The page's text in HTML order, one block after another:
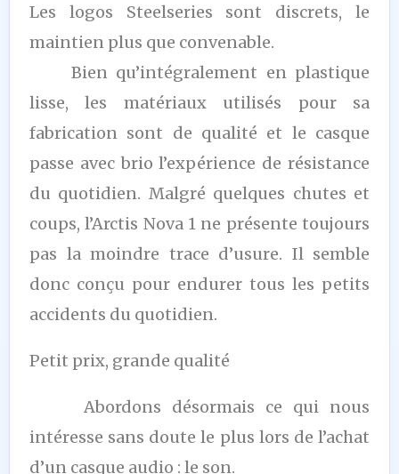
Les logos Steelseries sont discrets, le
maintien plus que convenable.
Bien qu’intégralement en plastique
lisse, les matériaux utilisés pour sa
fabrication sont de qualité et le casque
passe avec brio l’expérience de résistance
du quotidien. Malgré quelques chutes et
coups, l’Arctis Nova 1 ne présente toujours
pas la moindre trace d’usure. Il semble
donc conçu pour endurer tous les petits
accidents du quotidien.
Petit prix, grande qualité
Abordons désormais ce qui nous
intéresse sans doute le plus lors de l’achat
d’un casque audio : le son.